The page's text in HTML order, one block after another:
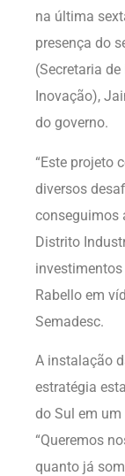
na última
presença do
(Secretaria
Inovação),
do governo.
“Este projeto
diversos
conseguimos
Distrito
Rabello em
Semadesc.
A instalação
estratégia
do Sul em
“Queremos
quanto já